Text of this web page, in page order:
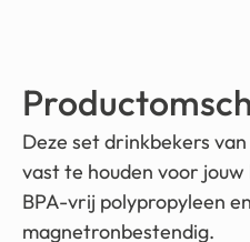
Deze set drinkbekers
vast te houden voor jouw
BPA-vrij polypropyleen
magnetronbestendig.